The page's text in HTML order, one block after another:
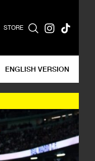
STORE
ENGLISH VERSION